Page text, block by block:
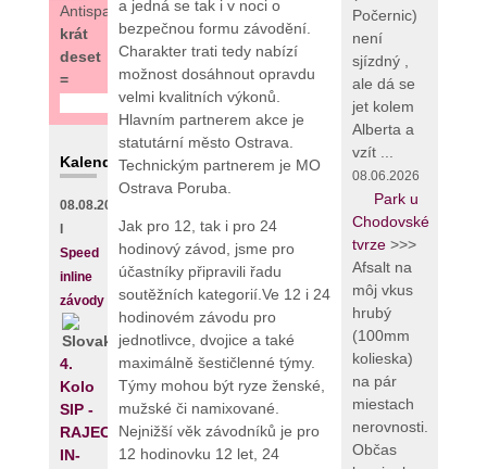
Antispam:4
krát
deset
=
Kalendář
08.08.2026
Speed
inline
závody
4.
Kolo
SIP -
RAJECKÝ
IN-
a jedná se tak i v noci o
bezpečnou formu závodění.
Charakter trati tedy nabízí
možnost dosáhnout opravdu
velmi kvalitních výkonů.
Hlavním partnerem akce je
statutární město Ostrava.
Technickým partnerem je MO
Ostrava Poruba.
Jak pro 12, tak i pro 24
hodinový závod, jsme pro
účastníky připravili řadu
soutěžních kategorií.Ve 12 i 24
hodinovém závodu pro
jednotlivce, dvojice a také
maximálně šestičlenné týmy.
Týmy mohou být ryze ženské,
mužské či namixované.
Nejnižší věk závodníků je pro
12 hodinovku 12 let, 24
Počernic)
není
sjízdný ,
ale dá se
jet kolem
Alberta a
vzít ...
08.06.2026
Park u
Chodovské
tvrze>>>
Afsalt na
môj vkus
hrubý
(100mm
kolieska)
na pár
miestach
nerovnosti.
Občas